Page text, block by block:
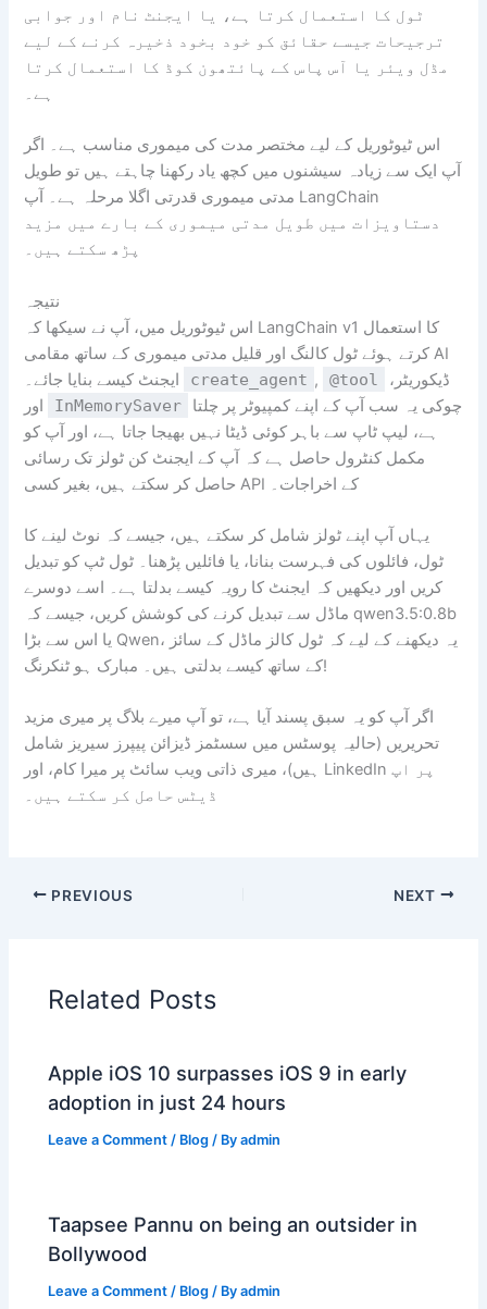
ٹول کا استعمال کرتا ہے، یا ایجنٹ نام اور جوابی
ترجیحات جیسے حقائق کو خود بخود ذخیرہ کرنے کے لیے
مڈل ویئر یا آس پاس کے پائتھون کوڈ کا استعمال کرتا
ہے۔
اس ٹیوٹوریل کے لیے مختصر مدت کی میموری مناسب ہے۔ اگر
آپ ایک سے زیادہ سیشنوں میں کچھ یاد رکھنا چاہتے ہیں تو طویل
مدتی میموری قدرتی اگلا مرحلہ ہے۔ آپ LangChain
دستاویزات میں طویل مدتی میموری کے بارے میں مزید
پڑھ سکتے ہیں۔
نتیجہ
اس ٹیوٹوریل میں، آپ نے سیکھا کہ LangChain v1 کا استعمال
کرتے ہوئے ٹول کالنگ اور قلیل مدتی میموری کے ساتھ مقامی AI
create_agent , @tool
InMemorySaver
ہے، لیپ ٹاپ سے باہر کوئی ڈیٹا نہیں بھیجا جاتا ہے، اور آپ کو
مکمل کنٹرول حاصل ہے کہ آپ کے ایجنٹ کن ٹولز تک رسائی
حاصل کر سکتے ہیں، بغیر کسی API کے اخراجات۔
یہاں آپ اپنے ٹولز شامل کر سکتے ہیں، جیسے کہ نوٹ لینے کا
ٹول، فائلوں کی فہرست بنانا، یا فائلیں پڑھنا۔ ٹول ٹپ کو تبدیل
کریں اور دیکھیں کہ ایجنٹ کا رویہ کیسے بدلتا ہے۔ اسے دوسرے
ماڈل سے تبدیل کرنے کی کوشش کریں، جیسے کہ qwen3.5:0.8b
یا اس سے بڑا Qwen، یہ دیکھنے کے لیے کہ ٹول کالز ماڈل کے سائز
کے ساتھ کیسے بدلتی ہیں۔ مبارک ہو ٹنکرنگ!
اگر آپ کو یہ سبق پسند آیا ہے، تو آپ میرے بلاگ پر میری مزید
تحریریں (حالیہ پوسٹس میں سسٹمز ڈیزائن پیپرز سیریز شامل
ہیں)، میری ذاتی ویب سائٹ پر میرا کام، اور LinkedIn پر اپ
ڈیٹس حاصل کر سکتے ہیں۔
PREVIOUS NEXT
Related Posts
Apple iOS 10 surpasses iOS 9 in early
adoption in just 24 hours
Leave a Comment / Blog / Byadmin
Taapsee Pannu on being an outsider in
Bollywood
Leave a Comment / Blog / Byadmin